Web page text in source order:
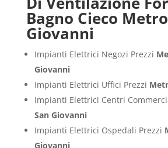
Bagno Cieco
Giovanni
Impianti Elettrici Negozi Prezzi
Giovanni
Impianti Elettrici Uffici Prezzi
Impianti Elettrici Centri
San Giovanni
Impianti Elettrici Ospedali Prezzi
Giovanni